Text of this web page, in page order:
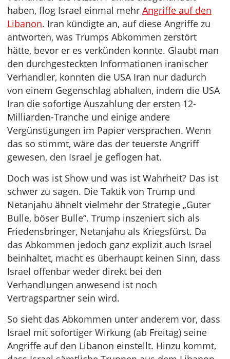
haben, flog Israel einmal mehr Angriffe auf den
Libanon. Iran kündigte an, auf diese Angriffe zu
antworten, was Trumps Abkommen zerstört
hätte, bevor er es verkünden konnte. Glaubt man
den durchgesteckten Informationen iranischer
Verhandler, konnten die USA Iran nur dadurch
von einem Gegenschlag abhalten, indem die USA
Iran die sofortige Auszahlung der ersten 12-
Milliarden-Tranche und einige andere
Vergünstigungen im Papier versprachen. Wenn
das so stimmt, wäre das der teuerste Angriff
gewesen, den Israel je geflogen hat.
Doch was ist Show und was ist Wahrheit? Das ist
schwer zu sagen. Die Taktik von Trump und
Netanjahu ähnelt vielmehr der Strategie „Guter
Bulle, böser Bulle“. Trump inszeniert sich als
Friedensbringer, Netanjahu als Kriegsfürst. Da
das Abkommen jedoch ganz explizit auch Israel
beinhaltet, macht es überhaupt keinen Sinn, dass
Israel offenbar weder direkt bei den
Verhandlungen anwesend ist noch
Vertragspartner sein wird.
So sieht das Abkommen unter anderem vor, dass
Israel mit sofortiger Wirkung (ab Freitag) seine
Angriffe auf den Libanon einstellt. Hinzu kommt,